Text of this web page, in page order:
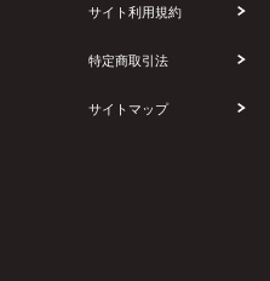
サイト利用規約
特定商取引法
サイトマップ